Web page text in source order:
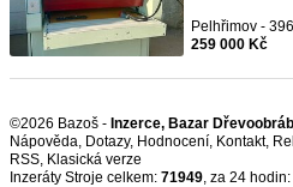
Pelhřimov -
259 000 Kč
©2026 Bazoš - Inzerce, Bazar
Nápověda, Dotazy, Hodnocení, Kontakt,
RSS,
Inzeráty Stroje celkem: 71949, za 24 hodin: